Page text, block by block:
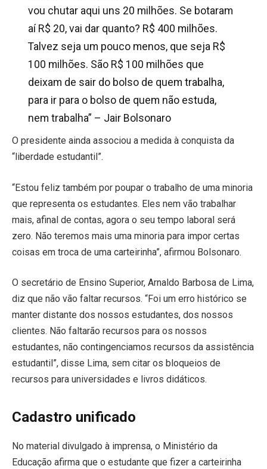
vou chutar aqui uns 20 milhões. Se botaram
aí R$ 20, vai dar quanto? R$ 400 milhões.
Talvez seja um pouco menos, que seja R$
100 milhões. São R$ 100 milhões que
deixam de sair do bolso de quem trabalha,
para ir para o bolso de quem não estuda,
nem trabalha” – Jair Bolsonaro
O presidente ainda associou a medida à conquista da
“liberdade estudantil”.
“Estou feliz também por poupar o trabalho de uma minoria
que representa os estudantes. Eles nem vão trabalhar
mais, afinal de contas, agora o seu tempo laboral será
zero. Não teremos mais uma minoria para impor certas
coisas em troca de uma carteirinha”, afirmou Bolsonaro.
O secretário de Ensino Superior, Arnaldo Barbosa de Lima,
diz que não vão faltar recursos. “Foi um erro histórico se
manter distante dos nossos estudantes, dos nossos
clientes. Não faltarão recursos para os nossos
estudantes, não contingenciamos recursos da assistência
estudantil”, disse Lima, sem citar os bloqueios de
recursos para universidades e livros didáticos.
Cadastro unificado
No material divulgado à imprensa, o Ministério da
Educação afirma que o estudante que fizer a carteirinha